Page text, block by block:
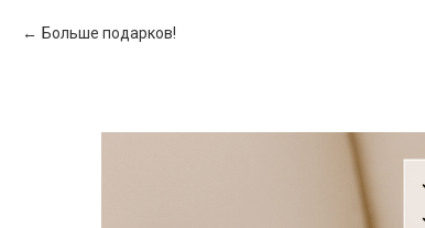
Больше подарков!